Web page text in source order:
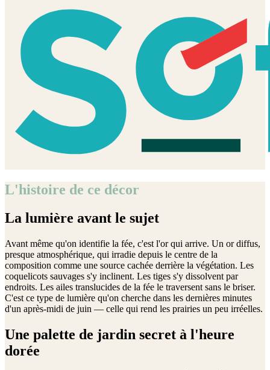
L'histoire de ce décor
La lumière avant le sujet
Avant même qu'on identifie la fée, c'est l'or qui arrive. Un or diffus,
presque atmosphérique, qui irradie depuis le centre de la
composition comme une source cachée derrière la végétation. Les
coquelicots sauvages s'y inclinent. Les tiges s'y dissolvent par
endroits. Les ailes translucides de la fée le traversent sans le briser.
C'est ce type de lumière qu'on cherche dans les dernières minutes
d'un après-midi de juin — celle qui rend les prairies un peu irréelles.
Une palette de jardin secret à l'heure
dorée